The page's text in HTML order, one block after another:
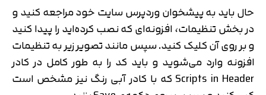
حال باید به پیشخوان وردپرس سایت خود مراجعه کنید و
در بخش تنظیمات، افزونه‌ای که نصب کرده‌اید را پیدا کنید
و بر روی آن کلیک کنید. سپس مانند تصویر زیر به تنظیمات
افزونه وارد می‌شوید و باید کد را به طور کامل در کادر
Scripts in Header که با کادر آبی رنگ نیز مشخص است